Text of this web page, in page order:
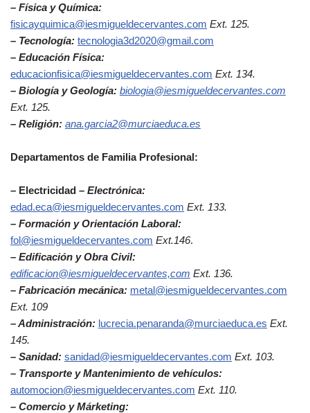
– Física y Química:
fisicayquimica@iesmigueldecervantes.com Ext. 125.
– Tecnología: tecnologia3d2020@gmail.com
– Educación Física:
educacionfisica@iesmigueldecervantes.com Ext. 134.
– Biología y Geología: biologia@iesmigueldecervantes.com
Ext. 125.
– Religión: ana.garcia2@murciaeduca.es
Departamentos de Familia Profesional:
– Electricidad – Electrónica:
edad.eca@iesmigueldecervantes.com Ext. 133.
– Formación y Orientación Laboral:
fol@iesmigueldecervantes.com Ext.146.
– Edificación y Obra Civil:
edificacion@iesmigueldecervantes,com Ext. 136.
– Fabricación mecánica: metal@iesmigueldecervantes.com
Ext. 109
– Administración: lucrecia.penaranda@murciaeduca.es Ext.
145.
– Sanidad: sanidad@iesmigueldecervantes.com Ext. 103.
– Transporte y Mantenimiento de vehículos:
automocion@iesmigueldecervantes.com Ext. 110.
– Comercio y Márketing: